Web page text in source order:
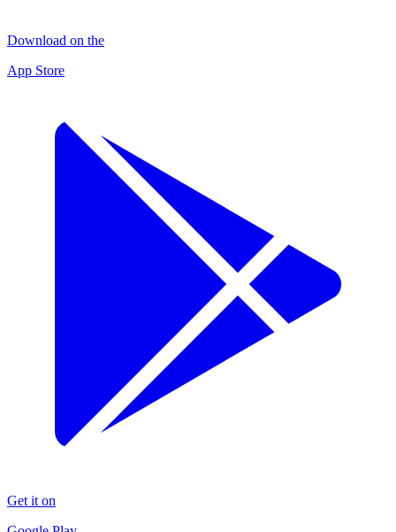
Download on the
App Store
Get it on